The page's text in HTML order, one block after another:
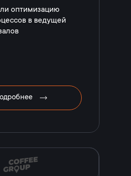
оптимизацию
в ведущей